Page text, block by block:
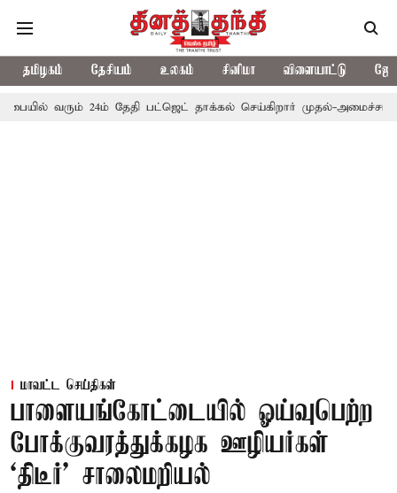
தமிழகம் தேசியம் உலகம் சினிமா விளையாட்டு
24ம் தேதி பட்ஜெட் தாக்கல் செய்கிறார் முதல்-அமைச்சர் ரங்கசாமி
மாவட்ட செய்திகள்
பாளையங்கோட்டையில் ஓய்வுபெற்ற
போக்குவரத்துக்கழக ஊழியர்கள்
‘திடீர்’ சாலைமறியல்